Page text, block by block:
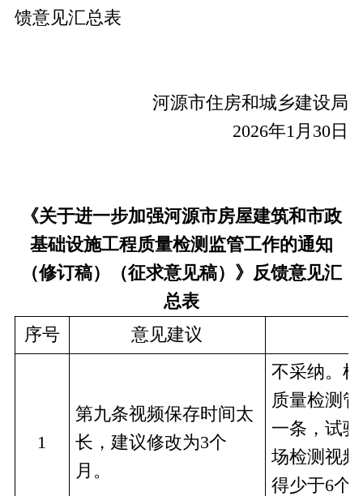
馈意见汇总表
河源市住房和城乡建设局
2026年1月30日
《关于进一步加强河源市房屋建筑和市政
基础设施工程质量检测监管工作的通知
（修订稿）（征求意见稿）》 反馈意见汇
总表
序号
意见建议
1
第九条视频保存时间太
长，建议修改为3个
月。
不采纳。
质量检测
一条，试
场检测视
得少于6个